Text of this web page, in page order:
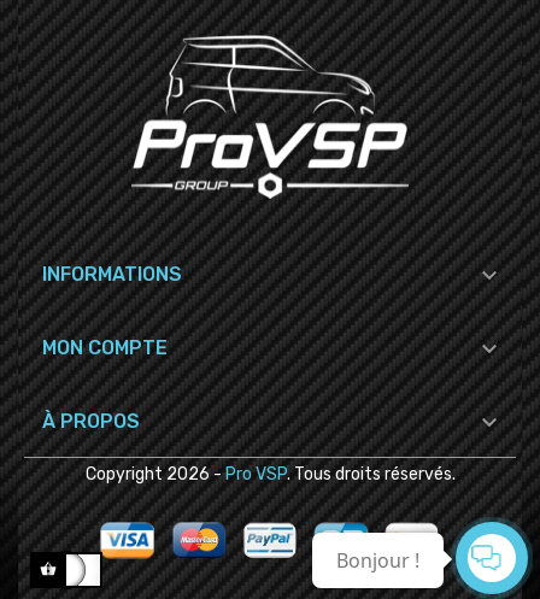
INFORMATIONS 
MON COMPTE 
À PROPOS 
Copyright2026-Pro VSP. Tous droits réservés.
Bonjour !